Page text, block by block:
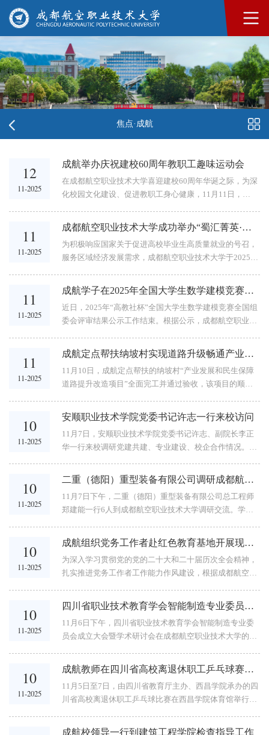
焦点·成航
12
11-2025
成航举办庆祝建校60周年教职工趣味运动会
在成都航空职业技术大学喜迎建校60周年华诞之际，为深
化校园文化建设、促进教职工身心健康，11月11日，
运动会火热开展，来自全校各单位的近1000名教职工齐聚
活动现场。本次活动由校工会主办，航空装备制造产业学
院工会、建筑工程学院工会、基础教学部工会、后勤工会
等四个二级工会承办。今年的活动本着“安全、节俭、有
趣”的原则，创新设置“精益求精·塔台指引”“羽您同行”...
11
11-2025
成都航空职业技术大学成功举办“蜀汇菁英·成航服务区域经济2026届毕业生大型双选会”
为积极响应国家关于促进高校毕业生高质量就业的号召，
服务区域经济发展需求，成都航空职业技术大学于2025年
市场——成航服务区域经济2026届毕业生大型双选会”，
共有97家来自不同行业的领军企业参会，提供了近4000个
优质就业岗位，覆盖了管理类、汽车类、电子信息类、建
筑类、服务管理、航空制造等多个领域，充分展现了学校
服务区域经济、促进产学研深度融合的坚定决心。双选会
现场双选会期间，...
11
11-2025
成航学子在2025年全国大学生数学建模竞赛中斩获佳绩
近日，2025年“高教社杯”全国大学生数学建模竞赛全国组
委会评审结果公示工作结束。根据公示，成都航空职业技
项、四川省一等奖1项。该竞赛创办于1992年，每年一
届，是首批列入“高校学科竞赛排行榜”的19项竞赛之一。
2025年，竞赛吸引了来自全国及美国、英国、加拿大、芬
兰、新加坡、马来西亚的1837所院校/校区、68311支队伍
(本科61463队、高职高专6848队)、20多万人报名参赛。
成航学子获全国大学生数学建模竞赛专科组全国一等奖成
学子获全国大学生数学建模竞赛专科组四川省一等奖成航
国赛答辩队伍合影成航数学建模竞赛委员会选拔了18名同
学组成6支参赛队伍，...
11
11-2025
成航定点帮扶纳坡村实现道路升级畅通产业民生“双车道”
11月10日，成航定点帮扶的纳坡村“产业发展和民生保障
道路提升改造项目”全面完工并通过验收，该项目的顺利
发展脉络。村内主干道硬化施工 主干道部分加宽此前村内
道路和入户路年久失修，既影响村民出行，也制约产业运
输。成都航空职业技术大学驻纳坡村第一书记王伟在乡党
委政府支持下，组织村两委协调资源，积极争取到浙江对
口社会捐助资金26万元推进道路升级改造项目实施。该项
目分为两部分，...
10
11-2025
安顺职业技术学院党委书记许志一行来校访问
11月7日，安顺职业技术学院党委书记许志、副院长李正
华一行来校调研党建共建、专业建设、校企合作情况。校
小红代表学校党委行政对许志一行表示欢迎，并简要介绍
了学校的基本情况。她指出，成航始终坚持以高水平党建
引领学校高质量发展，牢牢把握“为党育人、为国育才”初
心使命，落实立德树人根本任务；始终秉持“航空报国 追
求卓越”的学校精神，坚持“服务航空、服务国防、服务区
域经济”...
10
11-2025
二重（德阳）重型装备有限公司调研成都航空职业技术大学
11月7日下午，二重（德阳）重型装备有限公司总工程师
郑建能一行6人到成都航空职业技术大学调研交流。学校
学院、分析测试服务中心相关负责人陪同交流。调研组一
行依次走访了学校停机坪、航空馆、瑞典海克斯康数字化
几何测量公共服务平台、分析测试中心、数字化&多轴精
密加工技术中心、GF加工方案智能制造技术应用创新基
地、厦门金鹭高效加工切削加工实验室。深入了解了学校
在航空制造、...
10
11-2025
成航组织党务工作者赴红色教育基地开展现场教学
为深入学习贯彻党的党的二十大和二十届历次全会精神，
扎实推进党务工作者工作能力作风建设，根据成都航空职
日，学校党委副书记谢亮冯带队，组织学校各级党组织党
务工作者赴“中国两弹城—七曲山翠云廊—黄继光纪念
馆”开展现场教学，在行走的课堂中感悟初心使命，汲取
奋进力量。在两弹城——感悟“国之重器”背后的奉献担
当“干惊天动地事，做隐姓埋名人”，这句镌刻在“中国两弹
城”...
10
11-2025
四川省职业技术教育学会智能制造专业委员会成立大会暨学术研讨会在成航举行
11月6日下午，四川省职业技术教育学会智能制造专业委
员会成立大会暨学术研讨会在成都航空职业技术大学的大
会主办，成都航空职业技术大学、成都汽车职业技术学校
共同承办，美奢锐新材料有限公司协办。会议由四川职业
技术学院智能制造学院院长任国强主持，四川省职业技术
教育学会会长张蕴启、学会副会长李春明、学会副会长张
大凯、学会秘书长姜光丽，成都航空职业技术大学党委副
书记谢亮冯等领导和嘉宾出席本次会议。...
10
11-2025
成航教师在四川省高校离退休职工乒乓球赛中斩获女单季军
11月5日至7日，由四川省教育厅主办、西昌学院承办的四
川省高校离退休职工乒乓球比赛在西昌学院体育馆举行。
技，共展银龄风采。成航派出由3男3女组成的6人代表队
成航校领导一行到建筑工程学院检查指导工作